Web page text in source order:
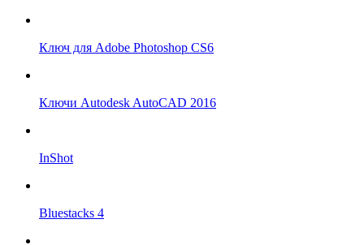
Ключ для Adobe Photoshop CS6
Ключи Autodesk AutoCAD 2016
InShot
Bluestacks 4